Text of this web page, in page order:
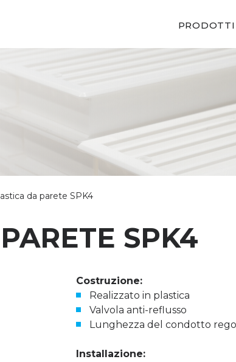
PRODOTTI
da parete SPK4
SPK4
Costruzione:
Realizzato in plastica
Valvola anti-reflusso
Lunghezza del condotto
Installazione: